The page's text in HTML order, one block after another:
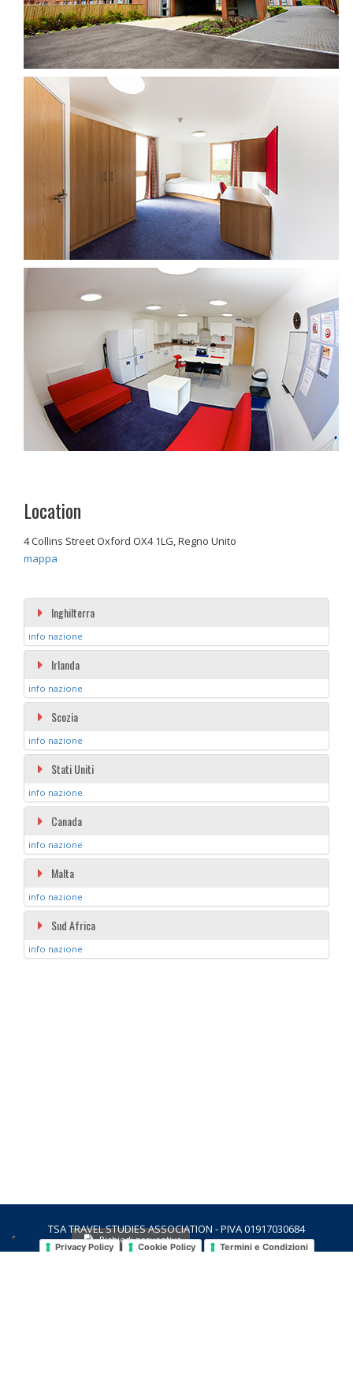
Inghilterra
info nazione
Irlanda
info nazione
Scozia
info nazione
Stati Uniti
info nazione
Canada
info nazione
Malta
info nazione
Sud Africa
info nazione
Location
4 Collins Street Oxford OX4 1LG, Regno Unito
mappa
Richiedi preventivo
TSA TRAVEL STUDIES ASSOCIATION - PIVA 01917030684
Privacy Policy Cookie Policy Termini e Condizioni